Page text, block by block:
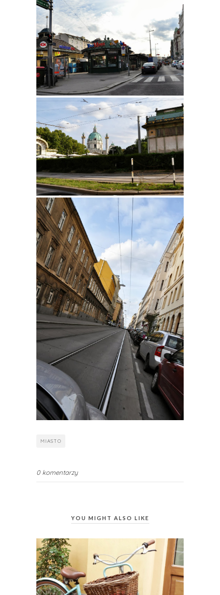
MIASTO
0 komentarzy
YOU MIGHT ALSO LIKE